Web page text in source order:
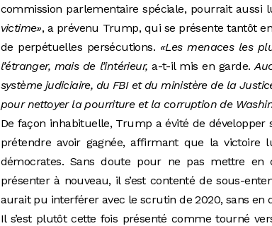
commission parlementaire spéciale, pourrait aussi
victime», a prévenu Trump, qui se présente tantôt
de perpétuelles persécutions. «Les menaces les
l’étranger, mais de l’intérieur, a-t-il mis en garde.
système judiciaire, du FBI et du ministère de la
pour nettoyer la pourriture et la corruption de
De façon inhabituelle, Trump a évité de développer
prétendre avoir gagnée, affirmant que la
démocrates. Sans doute pour ne pas mettre
présenter à nouveau, il s’est contenté de sous-
aurait pu interférer avec le scrutin de 2020, sans en
Il s’est plutôt cette fois présenté comme tourné